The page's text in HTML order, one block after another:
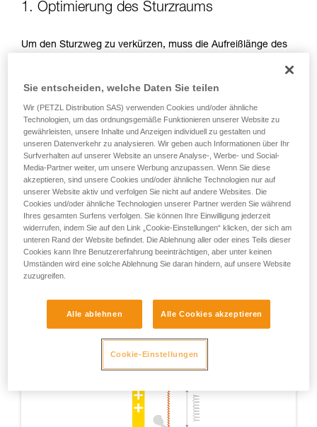
1. Optimierung des Sturzraums
Um den Sturzweg zu verkürzen, muss die Aufreißlänge des
abhängig. Es gibt zwei Möglichkeiten, um die Sturzhöhe zu
Anschlagpunktes bevorzugen und die Länge des
Verbindungsmittels reduzieren.
ARBEITSPOSITIONEN UNTERHALB DES
ANSCHLAGPUNKTES BEVORZUGEN
Sie entscheiden, welche Daten Sie teilen
Wir (PETZL Distribution SAS) verwenden Cookies und/oder ähnliche
Technologien, um das ordnungsgemäße Funktionieren unserer Website zu
gewährleisten, unsere Inhalte und Anzeigen individuell zu gestalten und
unseren Datenverkehr zu analysieren. Wir geben auch Informationen über Ihr
Surfverhalten auf unserer Website an unsere Analyse-, Werbe- und Social-
Media-Partner weiter, um unsere Werbung anzupassen. Wenn Sie diese
akzeptieren, sind unsere Cookies und/oder ähnliche Technologien nur auf
unserer Website aktiv und verfolgen Sie nicht auf andere Websites. Die
Cookies und/oder ähnliche Technologien unserer Partner werden Sie während
Ihres gesamten Surfens verfolgen. Sie können Ihre Einwilligung jederzeit
widerrufen, indem Sie auf den Link „Cookie-Einstellungen“ klicken, der sich am
unteren Rand der Website befindet. Die Ablehnung aller oder eines Teils dieser
Cookies kann Ihre Benutzererfahrung beeinträchtigen, aber unter keinen
Umständen wird eine solche Ablehnung Sie daran hindern, auf unsere Website
zuzugreifen.
Alle ablehnen Alle Cookies akzeptieren
Cookie-Einstellungen